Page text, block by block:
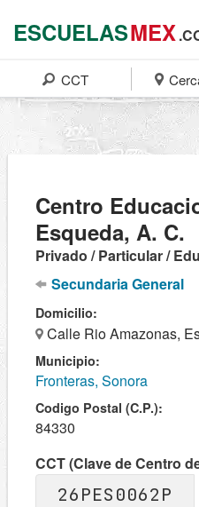
ESCUELASMEX
CCT
Centro
Esqueda, A. C.
Privado / Particular /
Secundaria General
Domicilio:
Calle Rio Amazonas,
Municipio:
Fronteras, Sonora
Codigo Postal (C.P.):
84330
CCT (Clave de Centro
26PES0062P